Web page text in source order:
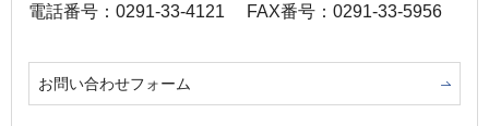
電話番号：0291-33-4121
FAX番号：0291-33-5956
お問い合わせフォーム